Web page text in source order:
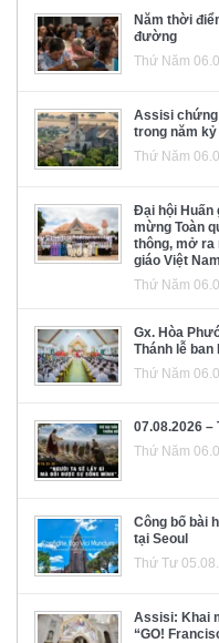
Năm thời
đường
Thứ Năm
Assisi chứng
trong năm kỷ
Thứ Năm
Đại hội Huấn
mừng Toàn
thông, mở ra
giáo Việt Nam
Thứ Năm
Gx. Hòa
Thánh lễ ban
Thứ Năm
07.08.2026 –
Thứ Năm
Công bố bài
tại Seoul
Thứ Tư
Assisi: Khai
“GO!